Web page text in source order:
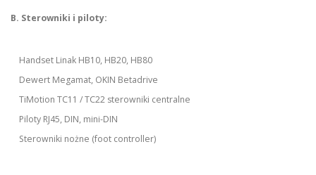
B. Sterowniki i piloty:
Handset Linak HB10, HB20, HB80
Dewert Megamat, OKIN Betadrive
TiMotion TC11 / TC22 sterowniki centralne
Piloty RJ45, DIN, mini-DIN
Sterowniki nożne (foot controller)